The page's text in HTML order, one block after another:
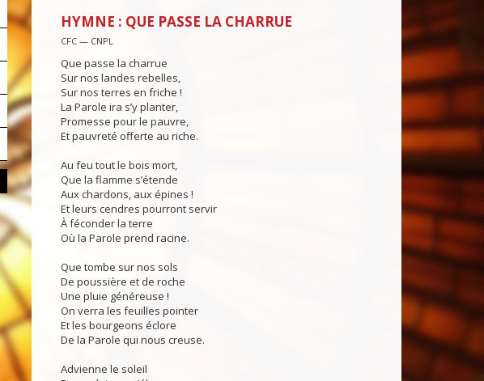
HYMNE : QUE PASSE LA CHARRUE
CFC — CNPL
Que passe la charrue
Sur nos landes rebelles,
Sur nos terres en friche !
La Parole ira s’y planter,
Promesse pour le pauvre,
Et pauvreté offerte au riche.
Au feu tout le bois mort,
Que la flamme s’étende
Aux chardons, aux épines !
Et leurs cendres pourront servir
À féconder la terre
Où la Parole prend racine.
Que tombe sur nos sols
De poussière et de roche
Une pluie généreuse !
On verra les feuilles pointer
Et les bourgeons éclore
De la Parole qui nous creuse.
Advienne le soleil